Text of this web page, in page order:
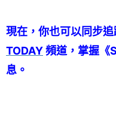
現在，你也可以同步
TODAY頻道，掌握《
息。